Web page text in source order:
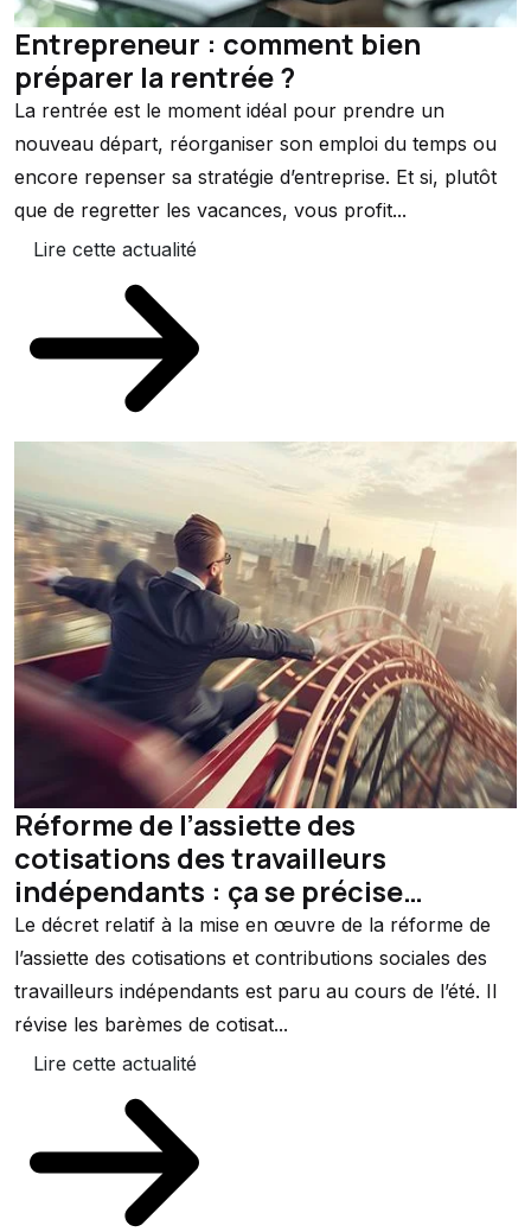
Entrepreneur : comment bien
préparer la rentrée ?
La rentrée est le moment idéal pour prendre un
nouveau départ, réorganiser son emploi du temps ou
encore repenser sa stratégie d’entreprise. Et si, plutôt
que de regretter les vacances, vous profit...
Lire cette actualité
Réforme de l’assiette des
cotisations des travailleurs
indépendants : ça se précise…
Le décret relatif à la mise en œuvre de la réforme de
l’assiette des cotisations et contributions sociales des
travailleurs indépendants est paru au cours de l’été. Il
révise les barèmes de cotisat...
Lire cette actualité